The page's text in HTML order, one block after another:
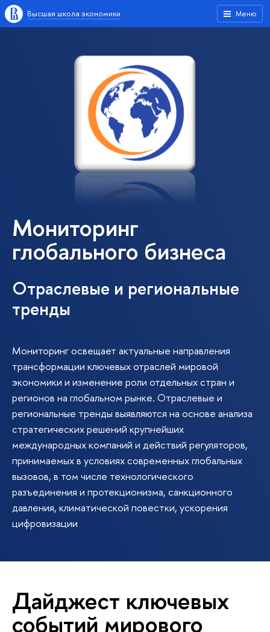
Меню
Высшая школа экономики
Мониторинг
глобального бизнеса
Отраслевые и региональные
тренды
Мониторинг освещает актуальные направления
трансформации ключевых отраслей мировой
экономики и изменение роли отдельных стран и
регионов на глобальном рынке. Отраслевые и
региональные тренды выявляются на основе анализа
стратегических решений крупнейших
международных компаний и действий регуляторов,
принимаемых в условиях современных глобальных
вызовов, в том числе технологического
разъединения и протекционизма, санкционного
давления, климатической повестки, ускорения
цифровизации
Дайджест ключевых
событий мирового